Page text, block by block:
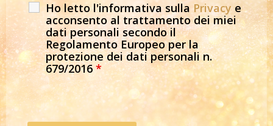
Ho letto l'informativa sullaPrivacy e
acconsento al trattamento dei miei
dati personali secondo il
Regolamento Europeo per la
protezione dei dati personali n.
679/2016*